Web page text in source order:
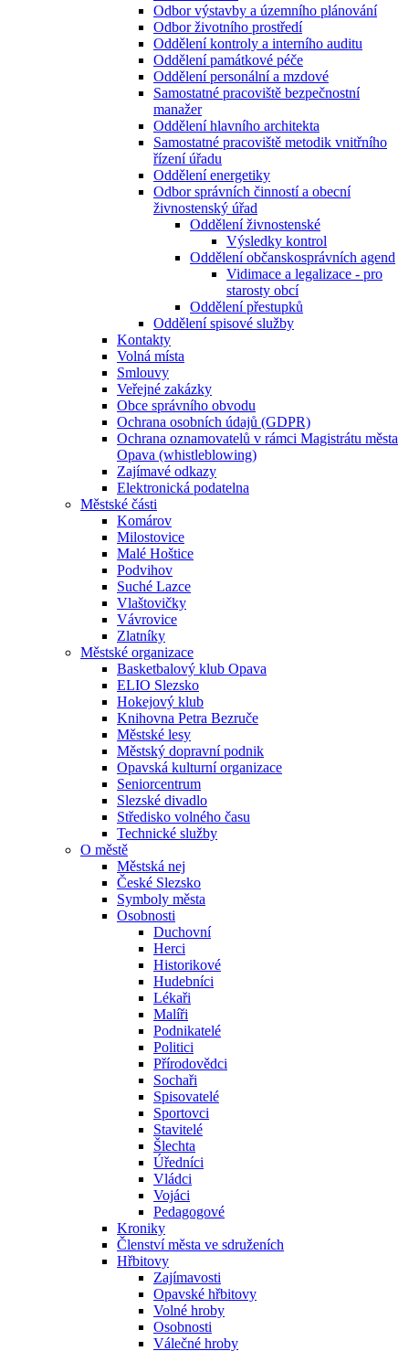
Odbor výstavby a územního plánování
Odbor životního prostředí
Oddělení kontroly a interního auditu
Oddělení památkové péče
Oddělení personální a mzdové
Samostatné pracoviště bezpečnostní
manažer
Oddělení hlavního architekta
Samostatné pracoviště metodik vnitřního
řízení úřadu
Oddělení energetiky
Odbor správních činností a obecní
živnostenský úřad
Oddělení živnostenské
Výsledky kontrol
Oddělení občanskosprávních agend
Vidimace a legalizace - pro
starosty obcí
Oddělení přestupků
Oddělení spisové služby
Kontakty
Volná místa
Smlouvy
Veřejné zakázky
Obce správního obvodu
Ochrana osobních údajů (GDPR)
Ochrana oznamovatelů v rámci Magistrátu města
Opava (whistleblowing)
Zajímavé odkazy
Elektronická podatelna
Městské části
Komárov
Milostovice
Malé Hoštice
Podvihov
Suché Lazce
Vlaštovičky
Vávrovice
Zlatníky
Městské organizace
Basketbalový klub Opava
ELIO Slezsko
Hokejový klub
Knihovna Petra Bezruče
Městské lesy
Městský dopravní podnik
Opavská kulturní organizace
Seniorcentrum
Slezské divadlo
Středisko volného času
Technické služby
O městě
Městská nej
České Slezsko
Symboly města
Osobnosti
Duchovní
Herci
Historikové
Hudebníci
Lékaři
Malíři
Podnikatelé
Politici
Přírodovědci
Sochaři
Spisovatelé
Sportovci
Stavitelé
Šlechta
Úředníci
Vládci
Vojáci
Pedagogové
Kroniky
Členství města ve sdruženích
Hřbitovy
Zajímavosti
Opavské hřbitovy
Volné hroby
Osobnosti
Válečné hroby